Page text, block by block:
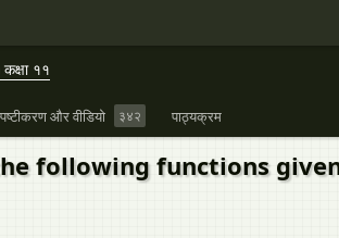
११
और वीडियो ३४२ पाठ्यक्रम
following functions given